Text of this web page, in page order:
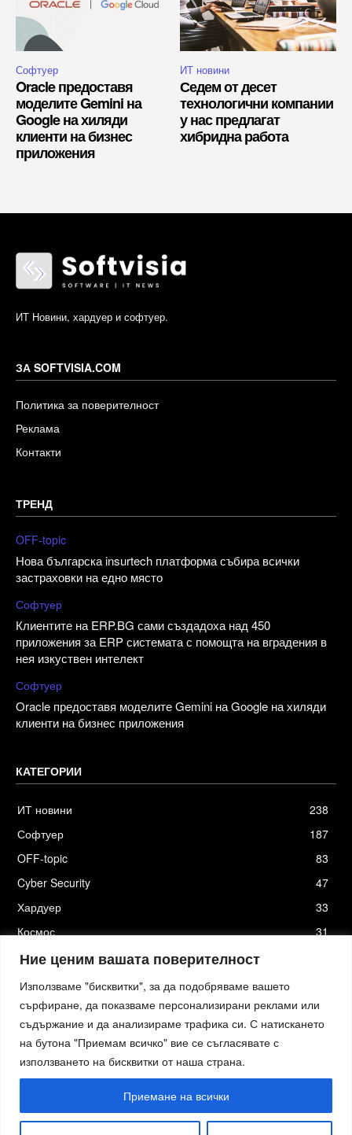
Ние ценим вашата поверителност
Използваме "бисквитки", за да подобряваме вашето
сърфиране, да показваме персонализирани реклами или
съдържание и да анализираме трафика си. С натискането
на бутона "Приемам всичко" вие се съгласявате с
използването на бисквитки от наша страна.
Приемане на всички
Софтуер
Oracle предоставя
моделите Gemini на
Google на хиляди
клиенти на бизнес
приложения
ИТ новини
Седем от десет
технологични компании
у нас предлагат
хибридна работа
ИТ Новини, хардуер и софтуер.
ЗА SOFTVISIA.COM
Политика за поверителност
Реклама
Контакти
ТРЕНД
OFF-topic
Нова българска insurtech платформа събира всички
застраховки на едно място
Софтуер
Клиентите на ERP.BG сами създадоха над 450
приложения за ERP системата с помощта на вградения в
нея изкуствен интелект
Софтуер
Oracle предоставя моделите Gemini на Google на хиляди
клиенти на бизнес приложения
КАТЕГОРИИ
ИТ новини
238
Софтуер
187
OFF-topic
83
Cyber Security
47
Хардуер
33
Космос
31
Стартъпи
Хостинг отActiefhost.bg
Елизия софтуер|Петя Петрова - преводи и локализация|Smartage.bg|Kafene.bg|Технологични новини
Младежката медия|Стартъп новини.bg|пътна помощ София|Кърти Чисти Извозва Цени
пътна помощ|пътна помощ|izbornakola.com|автодиагностика и компютърна диагностика|изкупуване на
преглед на кола преди покупка|Обезщетение при смърт в птп изкупуване на коли
работни обувки|Дрегери за алкохол|новини русе|Actiefhost.be|Климатици